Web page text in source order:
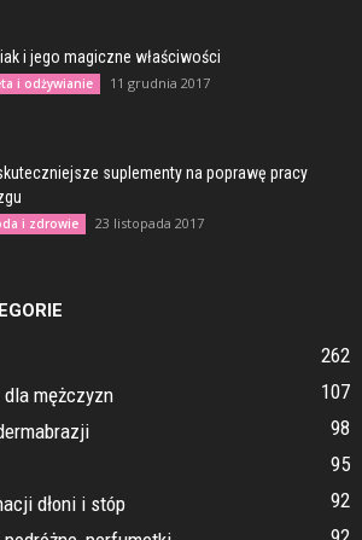
i jego magiczne właściwości
i odżywianie 11 grudnia 2017
suplementy na poprawę pracy
i zdrowie 23 listopada 2017
262
mężczyzn
107
98
95
dłoni i stóp
92